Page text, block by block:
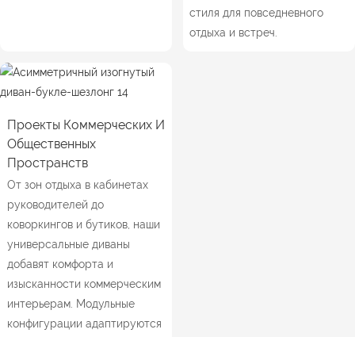
стиля для повседневного
отдыха и встреч.
Проекты Коммерческих И
Общественных
Пространств
От зон отдыха в кабинетах
руководителей до
коворкингов и бутиков, наши
универсальные диваны
добавят комфорта и
изысканности коммерческим
интерьерам. Модульные
конфигурации адаптируются